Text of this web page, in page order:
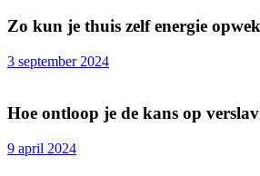
Zo kun je thuis zelf energie
3 september 2024
Hoe ontloop je de kans op
9 april 2024